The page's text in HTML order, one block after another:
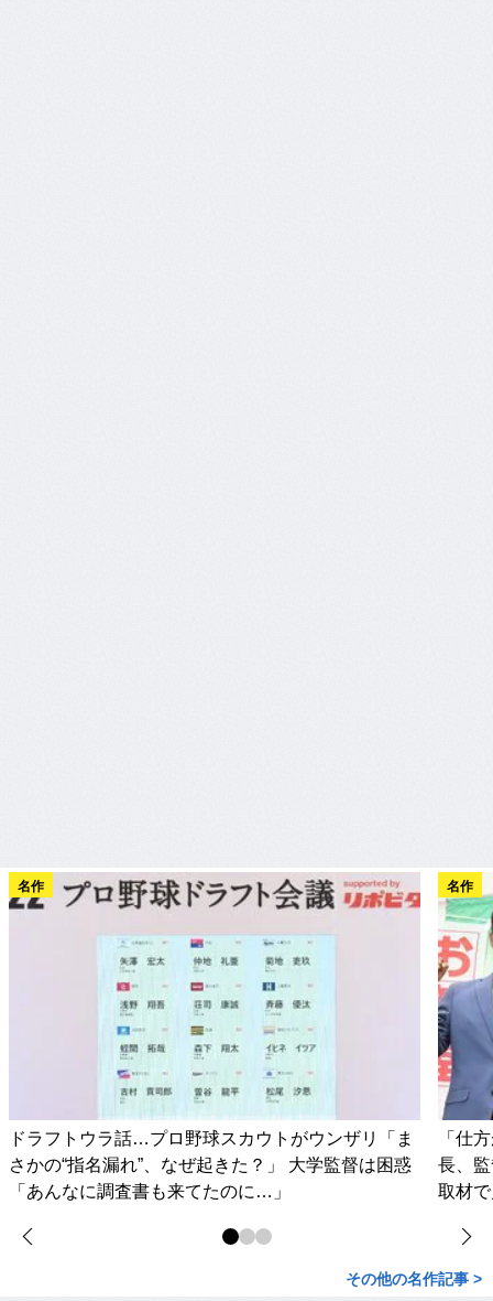
名作
ドラフトウラ話…プロ野球スカウトがウンザリ「ま
さかの“指名漏れ”、なぜ起きた？」 大学監督は困惑
「あんなに調査書も来てたのに…」
名作
「仕
長、
取材で
その他の名作記事 >